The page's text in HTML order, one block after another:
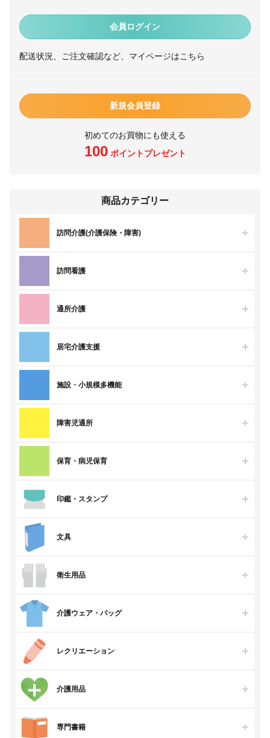
会員ログイン
配送状況、ご注文確認など、マイページはこちら
新規会員登録
初めてのお買物にも使える
100ポイントプレゼント
商品カテゴリー
訪問介護(介護保険・障害)
訪問看護
通所介護
居宅介護支援
施設・小規模多機能
障害児通所
保育・病児保育
印鑑・スタンプ
文具
衛生用品
介護ウェア・バッグ
レクリエーション
介護用品
専門書籍